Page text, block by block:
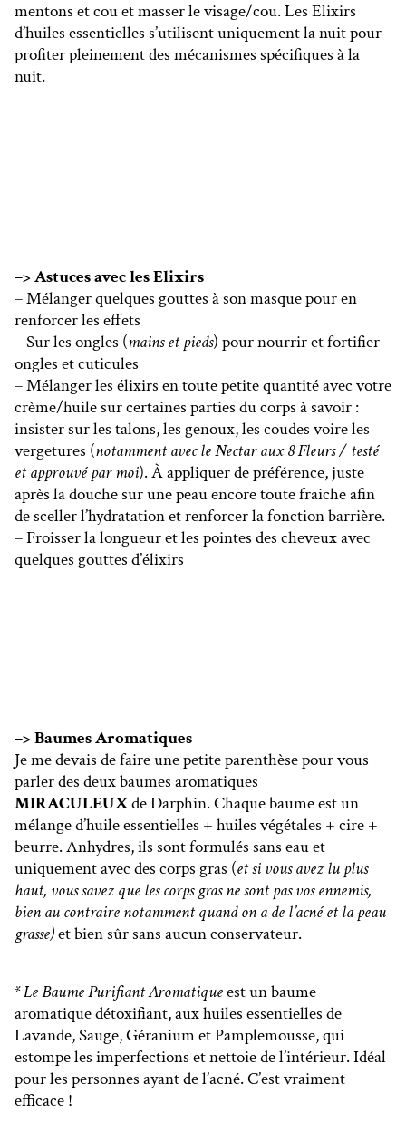
mentons et cou et masser le visage/cou. Les Elixirs
d’huiles essentielles s’utilisent uniquement la nuit pour
profiter pleinement des mécanismes spécifiques à la
nuit.
–> Astuces avec les Elixirs
– Mélanger quelques gouttes à son masque pour en
renforcer les effets
– Sur les ongles (mains et pieds) pour nourrir et fortifier
ongles et cuticules
– Mélanger les élixirs en toute petite quantité avec votre
crème/huile sur certaines parties du corps à savoir :
insister sur les talons, les genoux, les coudes voire les
vergetures (notamment avec le Nectar aux 8 Fleurs / testé
et approuvé par moi). À appliquer de préférence, juste
après la douche sur une peau encore toute fraiche afin
de sceller l’hydratation et renforcer la fonction barrière.
– Froisser la longueur et les pointes des cheveux avec
quelques gouttes d’élixirs
–> Baumes Aromatiques
Je me devais de faire une petite parenthèse pour vous
parler des deux baumes aromatiques
MIRACULEUXde Darphin. Chaque baume est un
mélange d’huile essentielles + huiles végétales + cire +
beurre. Anhydres, ils sont formulés sans eau et
uniquement avec des corps gras (et si vous avez lu plus
haut, vous savez que les corps gras ne sont pas vos ennemis,
bien au contraire notamment quand on a de l’acné et la peau
grasse)et bien sûr sans aucun conservateur.
* Le Baume Purifiant Aromatiqueest un baume
aromatique détoxifiant, aux huiles essentielles de
Lavande, Sauge, Géranium et Pamplemousse, qui
estompe les imperfections et nettoie de l’intérieur. Idéal
pour les personnes ayant de l’acné. C’est vraiment
efficace !